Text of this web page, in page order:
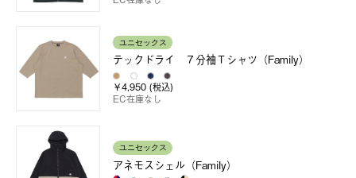
ユニセックス
テックドライ ７分袖Ｔシャツ（Family）
￥4,950 (税込)
EC在庫なし
ユニセックス
アネモスシェル（Family）